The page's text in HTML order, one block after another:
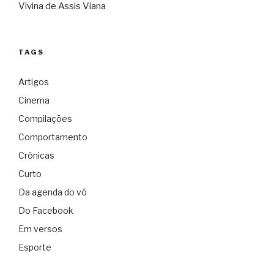
Vivina de Assis Viana
TAGS
Artigos
Cinema
Compilações
Comportamento
Crônicas
Curto
Da agenda do vô
Do Facebook
Em versos
Esporte